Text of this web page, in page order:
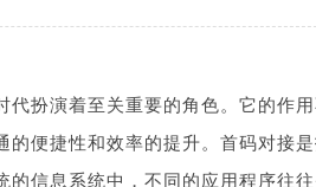
扮演着至关重要的角色。它的作用
便捷性和效率的提升。首码对接
信息系统中，不同的应用程序往往